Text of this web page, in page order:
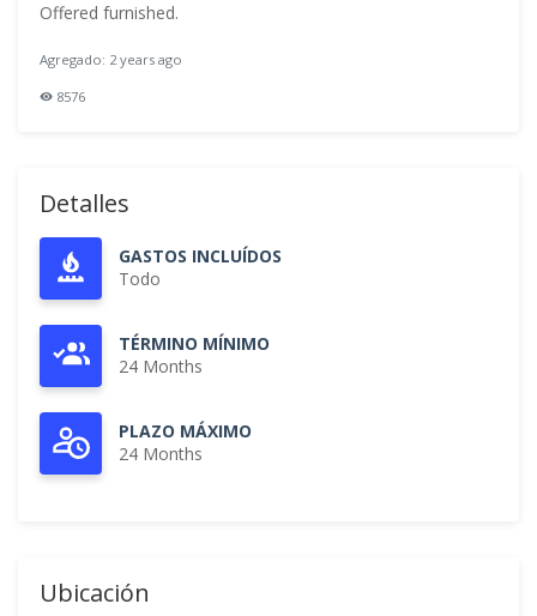
Offered furnished.
Agregado: 2 years ago
8576
Detalles
GASTOS INCLUÍDOS
Todo
TÉRMINO MÍNIMO
24 Months
PLAZO MÁXIMO
24 Months
Ubicación